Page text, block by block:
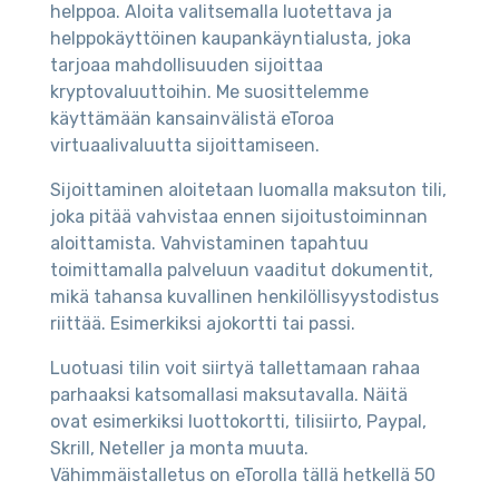
helppoa. Aloita valitsemalla luotettava ja
helppokäyttöinen kaupankäyntialusta, joka
tarjoaa mahdollisuuden sijoittaa
kryptovaluuttoihin. Me suosittelemme
käyttämään kansainvälistä eToroa
virtuaalivaluutta sijoittamiseen.
Sijoittaminen aloitetaan luomalla maksuton tili,
joka pitää vahvistaa ennen sijoitustoiminnan
aloittamista. Vahvistaminen tapahtuu
toimittamalla palveluun vaaditut dokumentit,
mikä tahansa kuvallinen henkilöllisyystodistus
riittää. Esimerkiksi ajokortti tai passi.
Luotuasi tilin voit siirtyä tallettamaan rahaa
parhaaksi katsomallasi maksutavalla. Näitä
ovat esimerkiksi luottokortti, tilisiirto, Paypal,
Skrill, Neteller ja monta muuta.
Vähimmäistalletus on eTorolla tällä hetkellä 50